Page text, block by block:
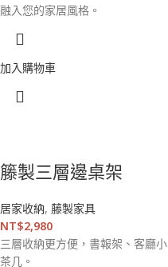
融入您的家居風格。
加入購物車
籐製三層邊桌架
居家收納, 藤製家具
NT$2,980
三層收納更方便，書報架、客廳小
茶几。